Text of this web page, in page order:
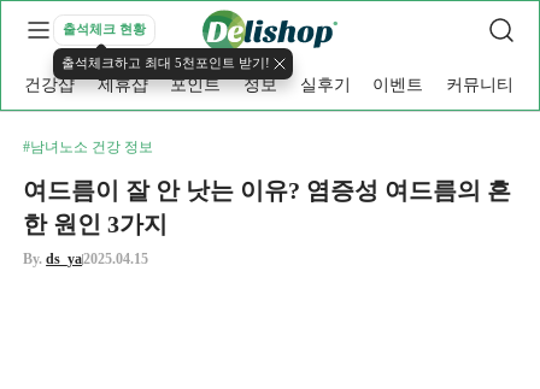
출석체크 현황
출석체크하고 최대 5천포인트 받기!
건강샵 제휴샵 포인트 정보 실후기 이벤트 커뮤니티
#남녀노소 건강 정보
여드름이 잘 안 낫는 이유? 염증성 여드름의 흔
한 원인 3가지
By.ds_ya2025.04.15